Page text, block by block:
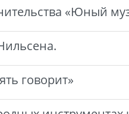
«Юный
говорит»